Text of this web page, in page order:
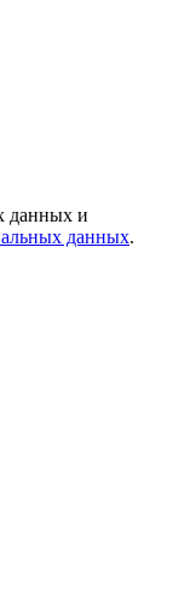
данных и
данных.